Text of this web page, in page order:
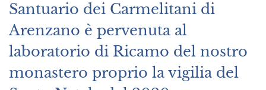
Santuario dei Carmelitani di
Arenzano è pervenuta al
laboratorio di Ricamo del nostro
monastero proprio la vigilia del